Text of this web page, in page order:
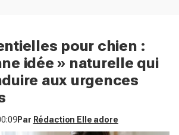
pour chien :
idée » naturelle qui
aux urgences
Par Rédaction Elle adore